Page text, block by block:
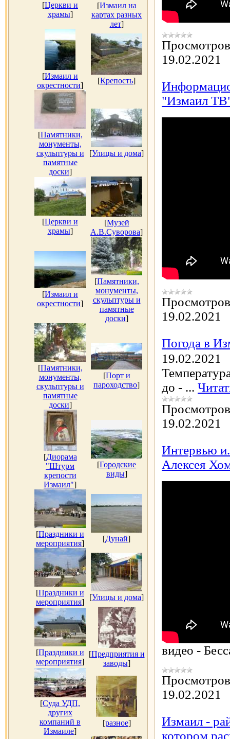
[Церкви и
храмы]
[Измаил на
картах разных
лет]
[Измаил и
окрестности]
[Крепость]
[Памятники,
монументы,
скульптуры и
памятные
доски]
[Улицы и дома]
[Церкви и
храмы]
[Музей
А.В.Суворова]
[Измаил и
окрестности]
[Памятники,
монументы,
скульптуры и
памятные
доски]
[Памятники,
монументы,
скульптуры и
памятные
доски]
[Порт и
пароходство]
[Диорама
"Штурм
крепости
Измаил"]
[Городские
виды]
[Праздники и
мероприятия]
[Дунай]
[Праздники и
мероприятия]
[Улицы и дома]
[Праздники и
мероприятия]
[Предприятия и
заводы]
[Суда УДП,
других
компаний в
Измаиле]
[разное]
19.02.2021
"Измаил
19.02.2021
Погода в
19.02.2021
до - ...
19.02.2021
Интервью
Алексея
видео -
19.02.2021
Измаил -
котором